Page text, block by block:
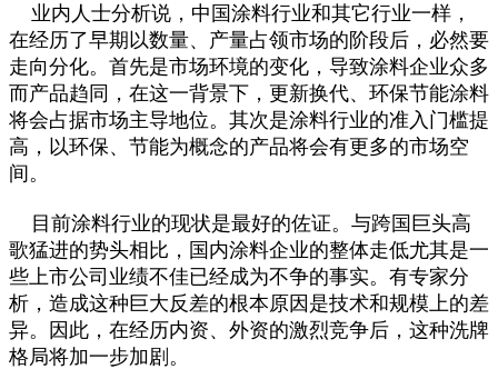
业内人士分析说，中国涂料行业和其它行业一样，
在经历了早期以数量、产量占领市场的阶段后，必然要
走向分化。首先是市场环境的变化，导致涂料企业众多
而产品趋同，在这一背景下，更新换代、环保节能涂料
将会占据市场主导地位。其次是涂料行业的准入门槛提
高，以环保、节能为概念的产品将会有更多的市场空
间。
目前涂料行业的现状是最好的佐证。与跨国巨头高
歌猛进的势头相比，国内涂料企业的整体走低尤其是一
些上市公司业绩不佳已经成为不争的事实。有专家分
析，造成这种巨大反差的根本原因是技术和规模上的差
异。因此，在经历内资、外资的激烈竞争后，这种洗牌
格局将加一步加剧。